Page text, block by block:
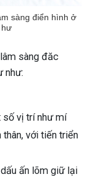
sàng điển hình ở
hư
sàng đăc
như:
số vị trí như mí
với tiến triển
ấn lõm giữ lại